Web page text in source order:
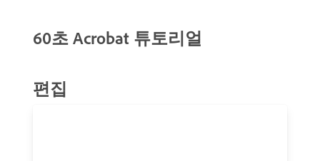
60초 Acrobat 튜토리얼
편집